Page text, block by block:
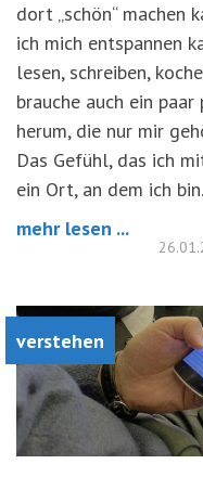
dort „schön“ machen
ich mich entspannen
lesen, schreiben,
brauche auch ein
herum, die nur mir
Das Gefühl, das ich
ein Ort, an dem ich bin.
mehr lesen ...
verstehen